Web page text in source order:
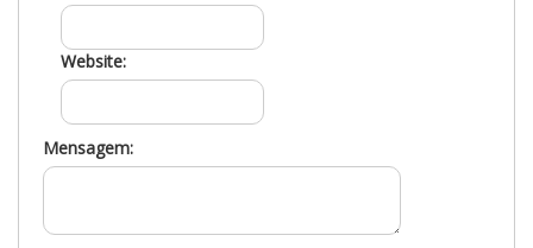
Website:
Mensagem: